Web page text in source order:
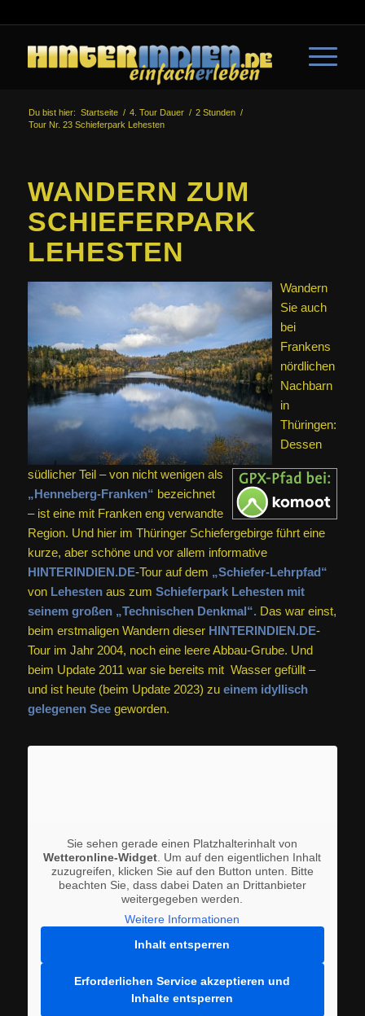
Du bist hier: Startseite / 4. Tour Dauer / 2 Stunden /
Tour Nr. 23 Schieferpark Lehesten
WANDERN ZUM
SCHIEFERPARK
LEHESTEN
Wandern
Sie auch
bei
Frankens
nördlichen
Nachbarn
in
Thüringen:
Dessen
südlicher Teil – von nicht wenigen als
„Henneberg-Franken“ bezeichnet
– ist eine mit Franken eng verwandte
Region. Und hier im Thüringer Schiefergebirge führt eine
kurze, aber schöne und vor allem informative
HINTERINDIEN.DE-Tour auf dem „Schiefer-Lehrpfad“
von Lehestenaus zum Schieferpark Lehesten mit
seinem großen „Technischen Denkmal“. Das war einst,
beim erstmaligen Wandern dieser HINTERINDIEN.DE-
Tour im Jahr 2004, noch eine leere Abbau-Grube. Und
beim Update 2011 war sie bereits mit Wasser gefüllt –
und ist heute (beim Update 2023) zu einem idyllisch
gelegenen Seegeworden.
Sie sehen gerade einen Platzhalterinhalt von
Wetteronline-Widget . Um auf den eigentlichen Inhalt
zuzugreifen, klicken Sie auf den Button unten. Bitte
beachten Sie, dass dabei Daten an Drittanbieter
weitergegeben werden.
Weitere Informationen
Inhalt entsperren
Erforderlichen Service akzeptieren und
Inhalte entsperren